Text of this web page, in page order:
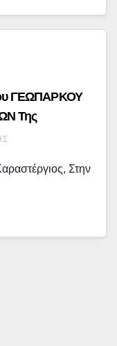
ΓΕΩΠΑΡΚΟΥ
Της
Στην